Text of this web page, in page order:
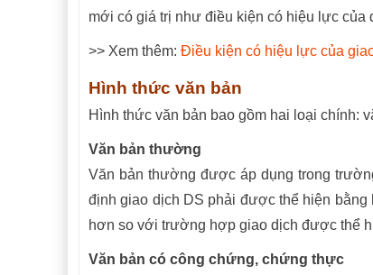
mới có giá trị như điều kiện có hiệu lực của
>> Xem thêm: Điều kiện có hiệu lực của
Hình thức văn bản
Hình thức văn bản bao gồm hai loại chính:
Văn bản thường
Văn bản thường được áp dụng trong
định giao dịch DS phải được thể hiện
hơn so với trường hợp giao dịch được thể
Văn bản có công chứng, chứng thực